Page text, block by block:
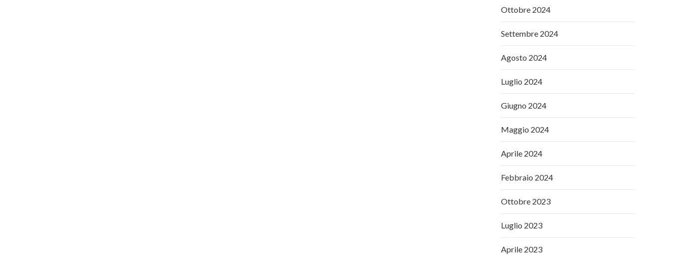
Ottobre 2024
Settembre 2024
Agosto 2024
Luglio 2024
Giugno 2024
Maggio 2024
Aprile 2024
Febbraio 2024
Ottobre 2023
Luglio 2023
Aprile 2023